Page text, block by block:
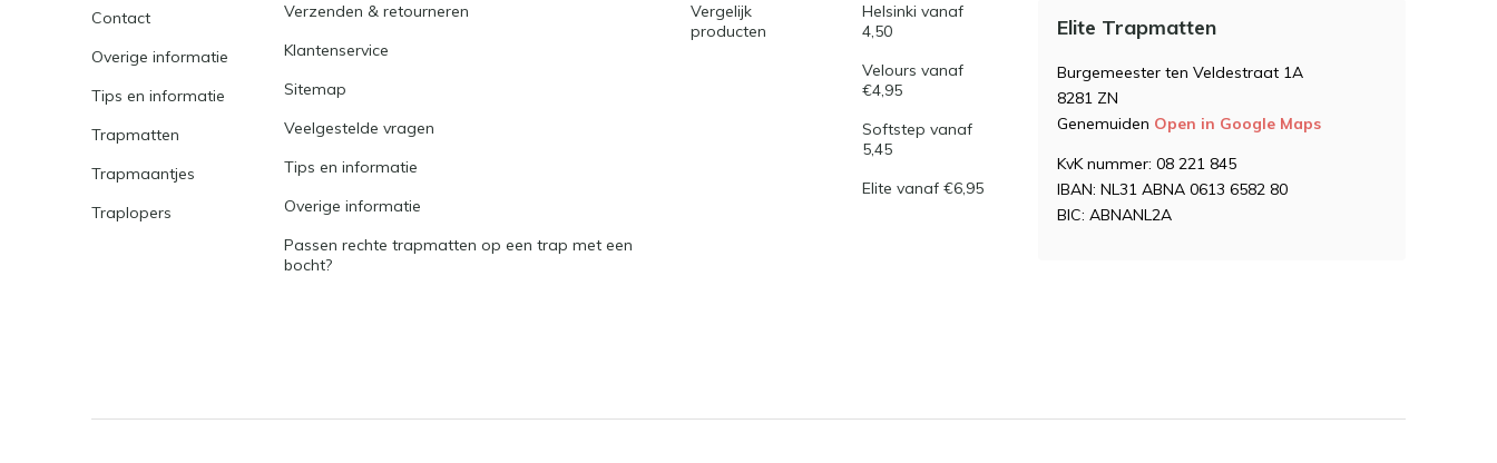
Contact
Overige informatie
Tips en informatie
Trapmatten
Trapmaantjes
Traplopers
Verzenden & retourneren
Klantenservice
Sitemap
Veelgestelde vragen
Tips en informatie
Overige informatie
Passen rechte trapmatten op een trap met een
bocht?
Vergelijk
producten
Helsinki vanaf
4,50
Velours vanaf
€4,95
Softstep vanaf
5,45
Elite vanaf €6,95
Elite Trapmatten
Burgemeester ten Veldestraat 1A
8281 ZN
Genemuiden Open in Google Maps
KvK nummer: 08 221 845
IBAN: NL31 ABNA 0613 6582 80
BIC: ABNANL2A